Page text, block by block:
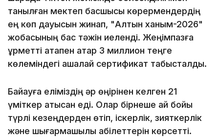
танылған мектеп басшысы көрермендердің
ең көп дауысын жинап, "Алтын ханым-2026"
жобасының бас тәжін иеленді. Жеңімпазға
құрметті атақпен қатар 3 миллион теңге
көлеміндегі ақшалай сертификат табысталды.
Байқауға еліміздің әр өңірінен келген 21
үміткер қатысқан еді. Олар бірнеше ай бойы
түрлі кезеңдерден өтіп, іскерлік, зияткерлік
және шығармашылық қабілеттерін көрсетті.